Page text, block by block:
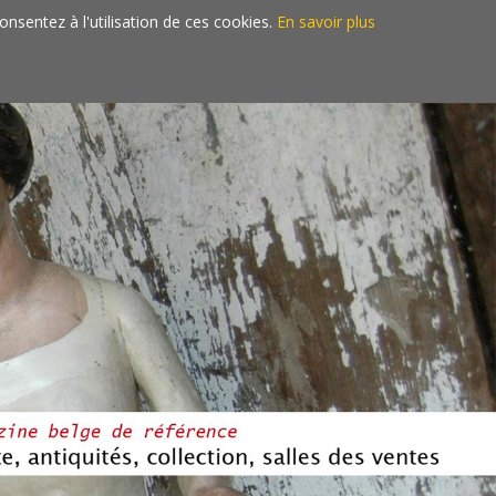
à l'utilisation de ces cookies. En savoir plus